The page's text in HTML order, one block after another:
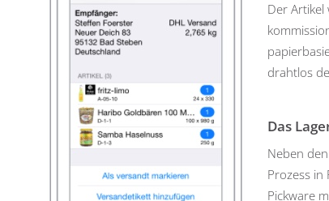
Der
drahtlos
Das
Neben
Prozess
Pickware